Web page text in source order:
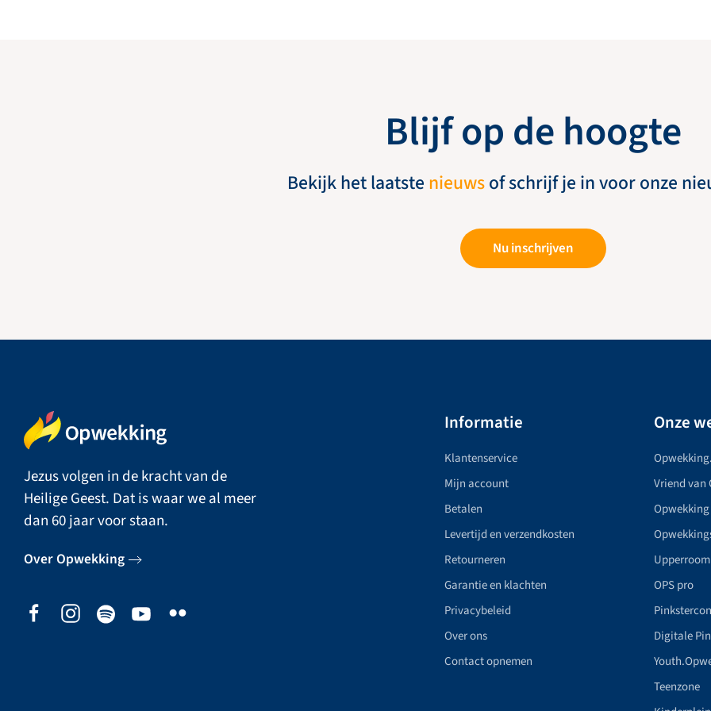
Blijf op de hoogte
Bekijk het laatste nieuwsof schrijf je in voor onze
Nu inschrijven
Jezus volgen in de kracht van de
Heilige Geest. Dat is waar we al meer
dan 60 jaar voor staan.
Over Opwekking
Informatie
Klantenservice
Mijn account
Betalen
Levertijd en verzendkosten
Retourneren
Garantie en klachten
Privacybeleid
Over ons
Contact opnemen
Onze
Vriend van
Upperroom
OPS pro
Digitale
Teenzone